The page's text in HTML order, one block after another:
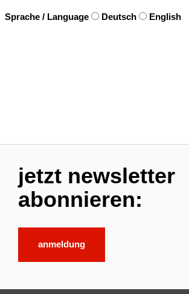
Sprache / Language Deutsch English
jetzt newsletter
abonnieren:
anmeldung